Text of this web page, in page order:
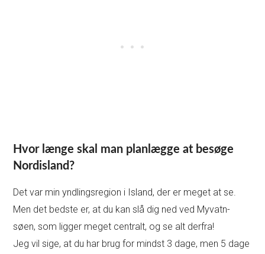
Hvor længe skal man planlægge at besøge
Nordisland?
Det var min yndlingsregion i Island, der er meget at se.
Men det bedste er, at du kan slå dig ned ved Myvatn-
søen, som ligger meget centralt, og se alt derfra!
Jeg vil sige, at du har brug for mindst 3 dage, men 5 dage